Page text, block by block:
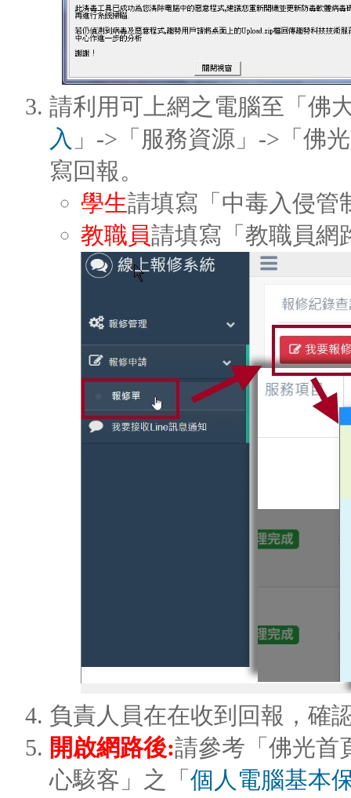
請利用可上網之電腦至「佛
入 」->「服務資源」->「佛
寫回報。
學生請填寫「中毒入侵管
教職員請填寫「教職員網
負責人員在在收到回報，確
開啟網路後:請參考「佛光首
心駭客」之「 個人電腦基本